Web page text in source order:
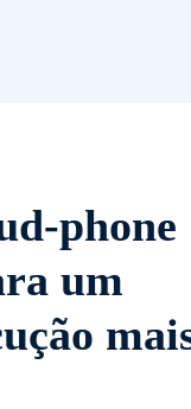
phone
um